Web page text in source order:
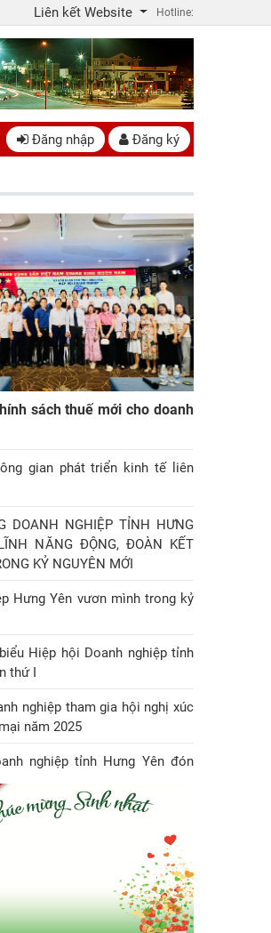
Liên kết Website Hotline:
Đăng nhập Đăng ký
sách thuế mới cho doanh
gian phát triển kinh tế liên
DOANH NGHIỆP TỈNH HƯNG
NĂNG ĐỘNG, ĐOÀN KẾT
KỶ NGUYÊN MỚI
Hưng Yên vươn mình trong kỷ
Hiệp hội Doanh nghiệp tỉnh
thứ I
nghiệp tham gia hội nghị xúc
năm 2025
nghiệp tỉnh Hưng Yên đón
Lao động hạng Nhì
pháp để thúc đẩy doanh nghiệp
phát triển
Vẻ là Chủ tịch Hiệp hội Doanh
nghiệp tỉnh Hưng Yên: Cập